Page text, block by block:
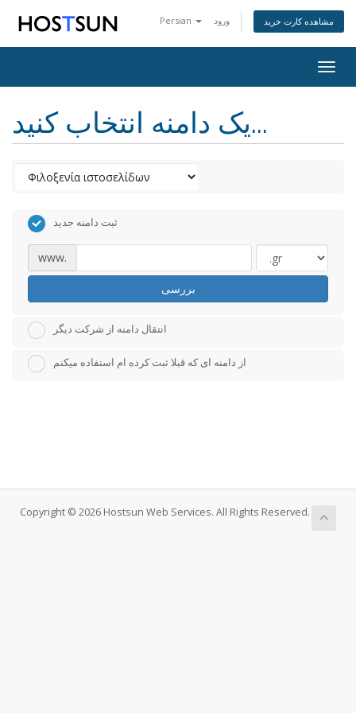
Persian ورود مشاهده کارت خرید
یک دامنه انتخاب کنید...
ثبت دامنه جدید
www.
بررسی
انتقال دامنه از شرکت دیگر
از دامنه ای که قبلا ثبت کرده ام استفاده میکنم
Copyright © 2026 Hostsun Web Services. All Rights Reserved.